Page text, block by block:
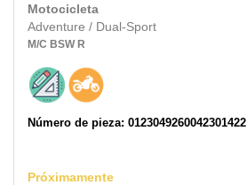
Motocicleta
Adventure / Dual-Sport
M/C BSW R
Número de pieza: 0123049260042301422
Próximamente